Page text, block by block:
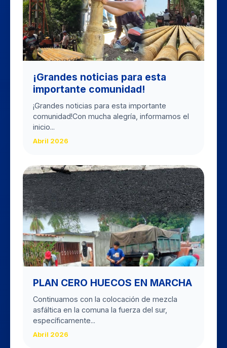
​¡Grandes noticias para esta
importante comunidad!
​¡Grandes noticias para esta importante
comunidad! ​Con mucha alegría, informamos el
inicio...
Abril 2026
PLAN CERO HUECOS EN MARCHA
Continuamos con la colocación de mezcla
asfáltica en la comuna la fuerza del sur,
específicamente...
Abril 2026